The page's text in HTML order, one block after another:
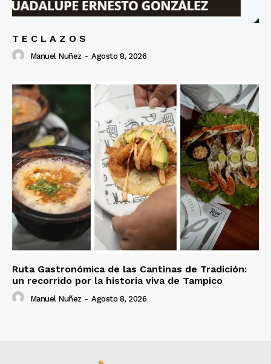
T E C L A Z O S
Manuel Nuñez - Agosto 8, 2026
Ruta Gastronómica de las Cantinas de Tradición:
un recorrido por la historia viva de Tampico
Manuel Nuñez - Agosto 8, 2026